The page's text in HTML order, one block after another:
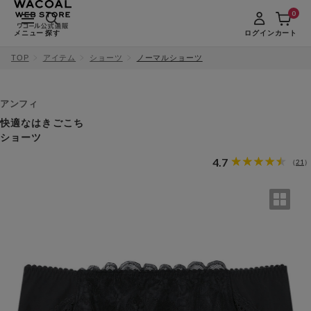
メニュー 探す ログインカート
0
TOP アイテム ショーツ ノーマルショーツ
アンフィ
快適なはきごこち
ショーツ
4.7 （21 ）